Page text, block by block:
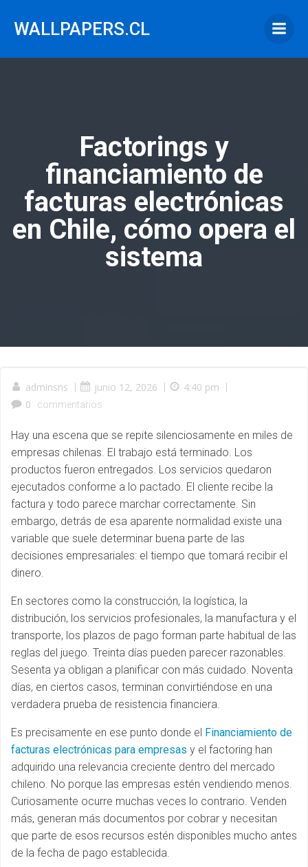
WALLPAPERS.CL
Factorings y
financiamiento de
facturas electrónicas
en Chile, cómo opera el
sistema
adminsns | junio 12, 2026 | 4:40 pm |
0
commentarios
Hay una escena que se repite silenciosamente en miles de
empresas chilenas. El trabajo está terminado. Los
productos fueron entregados. Los servicios quedaron
ejecutados conforme a lo pactado. El cliente recibe la
factura y todo parece marchar correctamente. Sin
embargo, detrás de esa aparente normalidad existe una
variable que suele determinar buena parte de las
decisiones empresariales: el tiempo que tomará recibir el
dinero.
En sectores como la construcción, la logística, la
distribución, los servicios profesionales, la manufactura y el
transporte, los plazos de pago forman parte habitual de las
reglas del juego. Treinta días pueden parecer razonables.
Sesenta ya obligan a planificar con más cuidado. Noventa
días, en ciertos casos, terminan convirtiéndose en una
verdadera prueba de resistencia financiera.
Es precisamente en ese punto donde el Financiamiento de
facturas electrónicas para empresas y el factoring han
adquirido una relevancia creciente dentro del mercado
chileno. No porque las empresas estén vendiendo menos.
Curiosamente ocurre muchas veces lo contrario. Venden
más, generan más documentos por cobrar y necesitan
que parte de esos recursos estén disponibles mucho antes
de la fecha de pago establecida.